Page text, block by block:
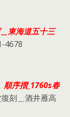
東海道五十三
序摺_1760s春
復刻＿酒井雁高